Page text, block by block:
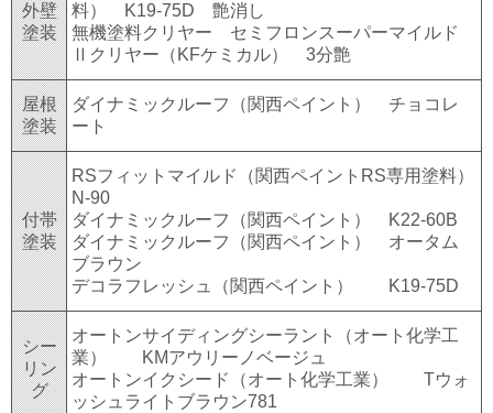
外壁
塗装
料） K19-75D 艶消し
無機塗料クリヤー セミフロンスーパーマイルド
Ⅱクリヤー（KFケミカル） 3分艶
屋根
塗装
ダイナミックルーフ（関西ペイント） チョコレ
ート
付帯
塗装
RSフィットマイルド（関西ペイントRS専用塗料）
N-90
ダイナミックルーフ（関西ペイント） K22-60B
ダイナミックルーフ（関西ペイント） オータム
ブラウン
デコラフレッシュ（関西ペイント） K19-75D
シー
リン
グ
オートンサイディングシーラント（オート化学工
業） KMアウリーノベージュ
オートンイクシード（オート化学工業） Tウォ
ッシュライトブラウン781